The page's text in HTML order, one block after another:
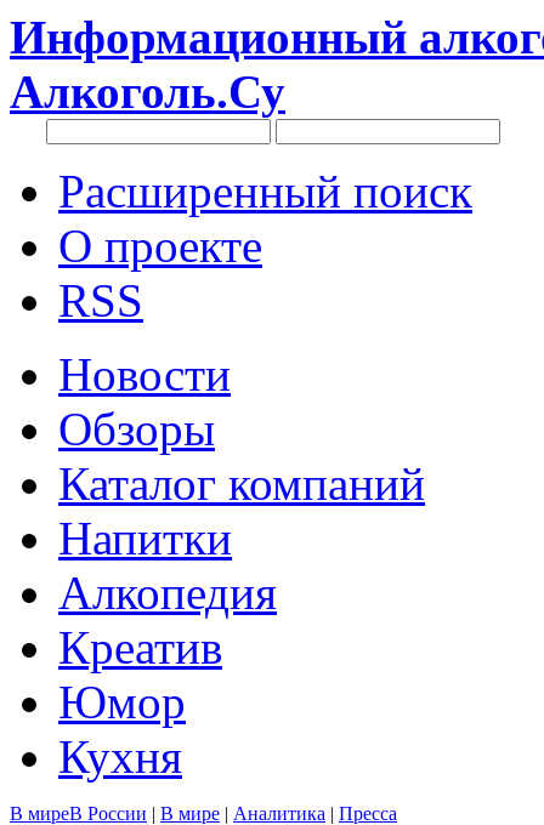
Информационный
Алкоголь.Су
Расширенный поиск
О проекте
RSS
Новости
Обзоры
Каталог компаний
Напитки
Алкопедия
Креатив
Юмор
Кухня
В миреВ России | В мире | Аналитика | Пресса